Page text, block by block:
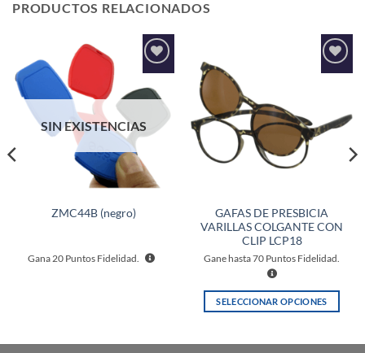
PRODUCTOS RELACIONADOS
Añadir
a la
lista de
deseos
SIN EXISTENCIAS
ZMC44B (negro)
Gana 20 Puntos Fidelidad.
Añadir
GAFAS DE PRESBICIA
VARILLAS COLGANTE CON
CLIP LCP18
Gane hasta70 Puntos Fidelidad.
SELECCIONAR OPCIONES